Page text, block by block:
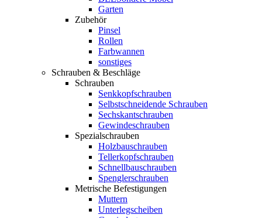
Garten
Zubehör
Pinsel
Rollen
Farbwannen
sonstiges
Schrauben & Beschläge
Schrauben
Senkkopfschrauben
Selbstschneidende Schrauben
Sechskantschrauben
Gewindeschrauben
Spezialschrauben
Holzbauschrauben
Tellerkopfschrauben
Schnellbauschrauben
Spenglerschrauben
Metrische Befestigungen
Muttern
Unterlegscheiben